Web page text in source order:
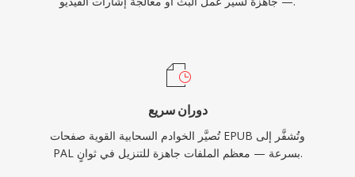
دوران سريع
تُصيَّر الخوادم السحابية القوية صفحات EPUB وتُشفَّر إلى
PAL بسرعة — معظم الملفات جاهزة للتنزيل في ثوانٍ.